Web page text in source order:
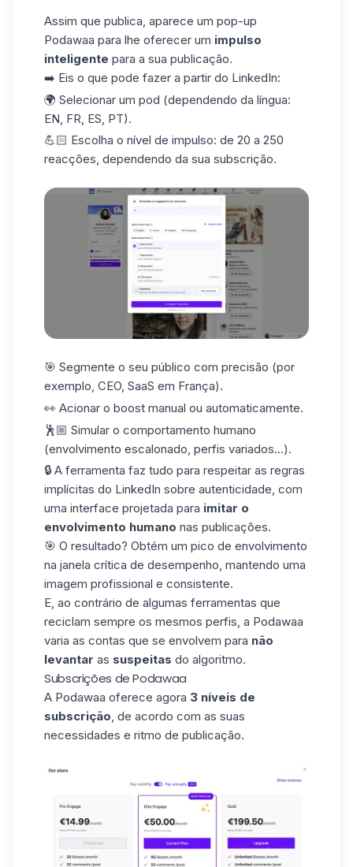
Assim que publica, aparece um pop-up
Podawaa para lhe oferecer um impulso
inteligente para a sua publicação.
➡️ Eis o que pode fazer a partir do LinkedIn:
🌍 Selecionar um pod (dependendo da língua:
EN, FR, ES, PT).
💪🏻 Escolha o nível de impulso: de 20 a 250
reacções, dependendo da sua subscrição.
🎯 Segmente o seu público com precisão (por
exemplo, CEO, SaaS em França).
👀 Acionar o boost manual ou automaticamente.
🕺🏼 Simular o comportamento humano
(envolvimento escalonado, perfis variados...).
🔒 A ferramenta faz tudo para respeitar as regras
implícitas do LinkedIn sobre autenticidade, com
uma interface projetada para imitar o
envolvimento humano nas publicações.
🎯 O resultado? Obtém um pico de envolvimento
na janela crítica de desempenho, mantendo uma
imagem profissional e consistente.
E, ao contrário de algumas ferramentas que
reciclam sempre os mesmos perfis, a Podawaa
varia as contas que se envolvem para não
levantar as suspeitas do algoritmo.
Subscrições de Podawaa
A Podawaa oferece agora 3 níveis de
subscrição, de acordo com as suas
necessidades e ritmo de publicação.